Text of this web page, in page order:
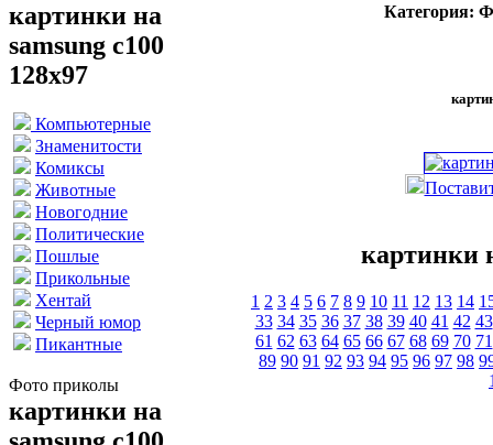
картинки на
samsung c100
128x97
Компьютерные
Знаменитости
Комиксы
Животные
Новогодние
Политические
Пошлые
Прикольные
Хентай
Черный юмор
Пикантные
Фото приколы
картинки на
Категория:
картинки
1 2 3 4 5 6 7 8 9 10 11 12 13 14
33 34 35 36 37 38 39 40 41 42 43
61 62 63 64 65 66 67 68 69 70 71
89 90 91 92 93 94 95 96 97 98